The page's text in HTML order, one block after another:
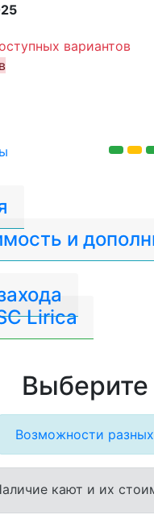
вариантов
и
Lirica
Возможности
кают и их